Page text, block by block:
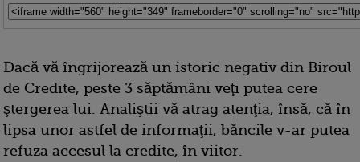
Dacă vă îngrijorează un istoric negativ din Biroul
de Credite, peste 3 săptămâni veţi putea cere
ştergerea lui. Analiştii vă atrag atenţia, însă, că în
lipsa unor astfel de informaţii, băncile v-ar putea
refuza accesul la credite, în viitor.